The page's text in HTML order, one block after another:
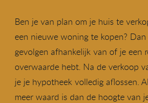
Ben je van plan om je huis te
een nieuwe woning te kopen?
gevolgen afhankelijk van of je een
overwaarde hebt. Na de verkoop
je je hypotheek volledig aflossen.
meer waard is dan de hoogte van